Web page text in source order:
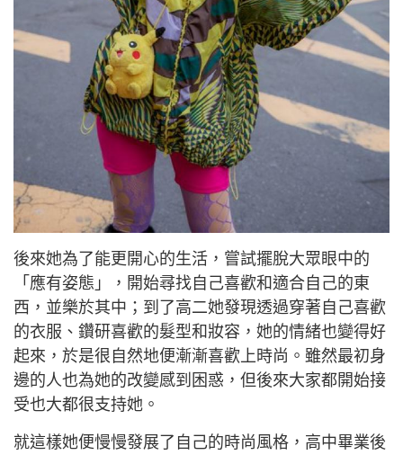
後來她為了能更開心的生活，嘗試擺脫大眾眼中的
「應有姿態」，開始尋找自己喜歡和適合自己的東
西，並樂於其中；到了高二她發現透過穿著自己喜歡
的衣服、鑽研喜歡的髮型和妝容，她的情緒也變得好
起來，於是很自然地便漸漸喜歡上時尚。雖然最初身
邊的人也為她的改變感到困惑，但後來大家都開始接
受也大都很支持她。
就這樣她便慢慢發展了自己的時尚風格，高中畢業後